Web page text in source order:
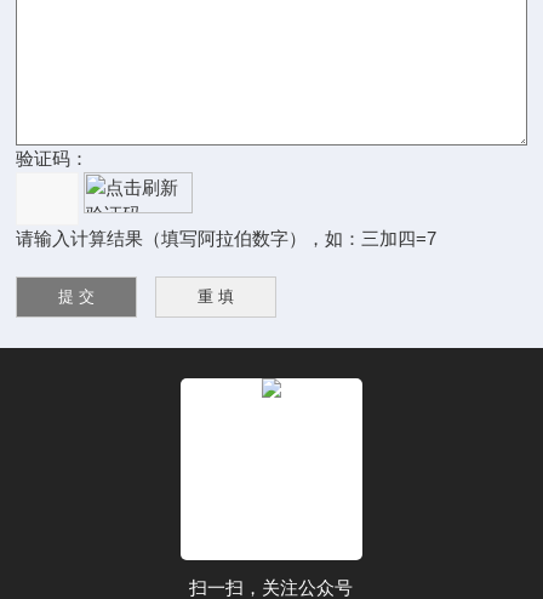
验证码：
请输入计算结果（填写阿拉伯数字），如：三加四=7
扫一扫，关注公众号